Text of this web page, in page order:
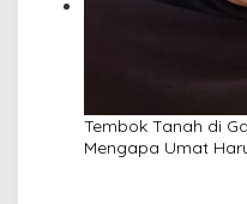
Tembok Tanah di
Mengapa Umat